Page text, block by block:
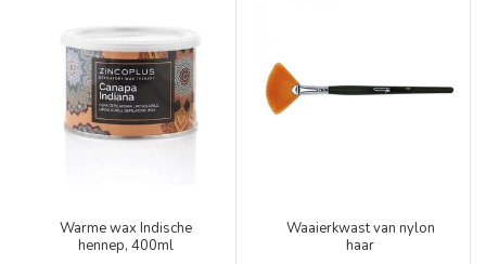
Warme wax Indische
hennep, 400ml
Waaierkwast van nylon
haar